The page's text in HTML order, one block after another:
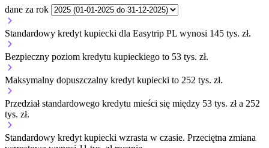
dane za rok
Standardowy kredyt kupiecki dla Easytrip PL wynosi 145 tys. zł.
Bezpieczny poziom kredytu kupieckiego to 53 tys. zł.
Maksymalny dopuszczalny kredyt kupiecki to 252 tys. zł.
Przedział standardowego kredytu mieści się między 53 tys. zł a 252
tys. zł.
Standardowy kredyt kupiecki wzrasta w czasie. Przeciętna zmiana